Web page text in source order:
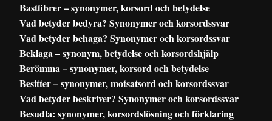
Bastfibrer – synonymer, korsord och betydelse
Vad betyder bedyra? Synonymer och korsordssvar
Vad betyder behaga? Synonymer och korsordssvar
Beklaga – synonym, betydelse och korsordshjälp
Berömma – synonymer, korsord och betydelse
Besitter – synonymer, motsatsord och korsordssvar
Vad betyder beskriver? Synonymer och korsordssvar
Besudla: synonymer, korsordslösning och förklaring